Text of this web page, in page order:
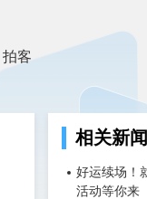
拍客
相关新闻
好运续场！
活动等你来